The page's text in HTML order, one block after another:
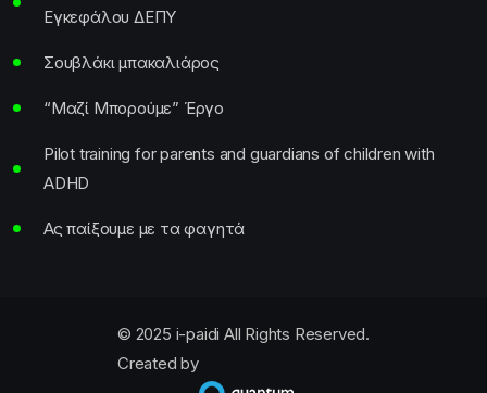
Εγκεφάλου ΔΕΠΥ
Σουβλάκι μπακαλιάρος
“Μαζί Μπορούμε” Έργο
Pilot training for parents and guardians of children with
ADHD
Ας παίξουμε με τα φαγητά
© 2025 i-paidi All Rights Reserved.
Created by